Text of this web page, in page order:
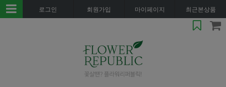
로그인 회원가입 마이페이지 최근본상품